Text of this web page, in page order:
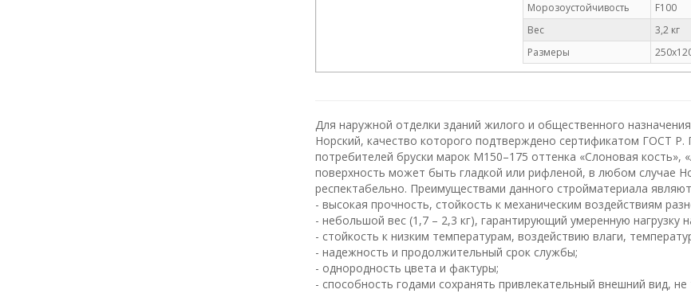
Морозоустойчивость
F100
Вес
3,2 кг
Размеры
Для наружной отделки зданий жилого и общественного
Норский, качество которого подтверждено сертификатом ГОСТ
потребителей бруски марок М150–175 оттенка «Слоновая кость»,
поверхность может быть гладкой или рифленой, в любом случае
респектабельно. Преимуществами данного стройматериала
- высокая прочность, стойкость к механическим воздействиям
- небольшой вес (1,7 – 2,3 кг), гарантирующий умеренную нагрузку
- стойкость к низким температурам, воздействию влаги,
- надежность и продолжительный срок службы;
- однородность цвета и фактуры;
- способность годами сохранять привлекательный внешний вид, не